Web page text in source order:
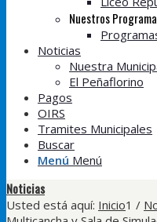
Nuestros
Noticias
Nuestra
El Peñaflorino
Pagos
OIRS
Tramites Municipales
Buscar
Menú Menú
Noticias
Usted está aquí: Inicio1 /